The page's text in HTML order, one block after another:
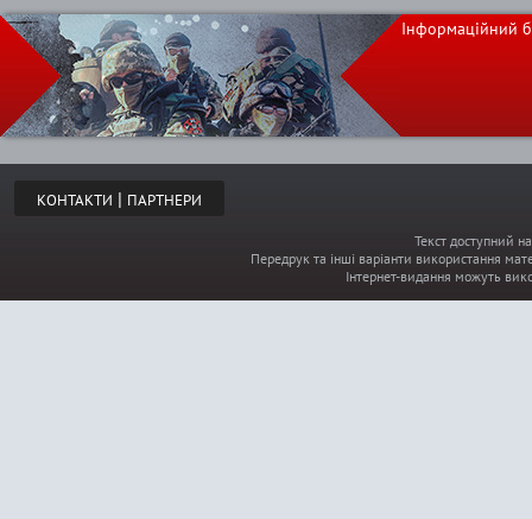
Інформаційний
КОНТАКТИ | ПАРТНЕРИ
Текст доступний
Передрук та інші варіанти використання
Інтернет-видання можуть